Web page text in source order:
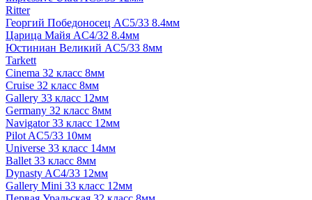
Ritter
Георгий Победоносец AC5/33 8.4мм
Царица Майя AC4/32 8.4мм
Юстиниан Великий AC5/33 8мм
Tarkett
Cinema 32 класс 8мм
Cruise 32 класс 8мм
Gallery 33 класс 12мм
Germany 32 класс 8мм
Navigator 33 класс 12мм
Pilot AC5/33 10мм
Universe 33 класс 14мм
Ballet 33 класс 8мм
Dynasty AC4/33 12мм
Gallery Mini 33 класс 12мм